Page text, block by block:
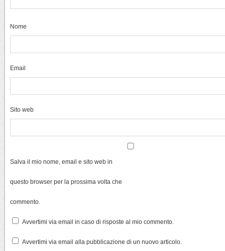
Nome
Email
Sito web
Salva il mio nome, email e sito web in
questo browser per la prossima volta che
commento.
Avvertimi via email in caso di risposte al mio commento.
Avvertimi via email alla pubblicazione di un nuovo articolo.